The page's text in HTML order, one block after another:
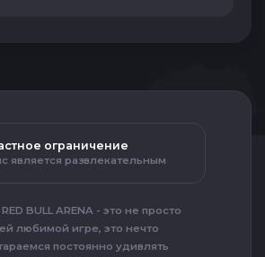
ограничение
является развлекательным
BULL ARENA - это не просто
любимой игре, это нечто
постоянно удивлять